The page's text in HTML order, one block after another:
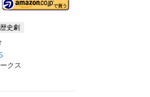
歴史劇
クス